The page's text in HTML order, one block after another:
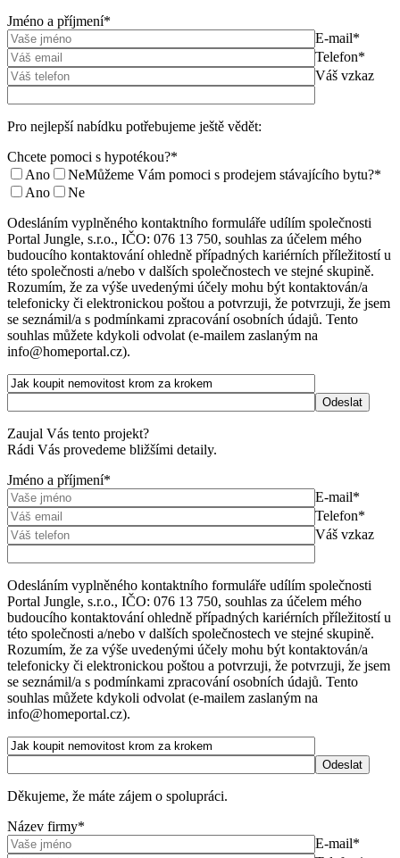
Jméno a příjmení*
E-mail*
Telefon*
Váš vzkaz
Pro nejlepší nabídku potřebujeme ještě vědět:
Chcete pomoci s hypotékou?*
Ano
NeMůžeme Vám pomoci s prodejem stávajícího bytu?*
Ano
Ne
Odesláním vyplněného kontaktního formuláře udílím společnosti
Portal Jungle, s.r.o., IČO: 076 13 750, souhlas za účelem mého
budoucího kontaktování ohledně případných kariérních příležitostí u
této společnosti a/nebo v dalších společnostech ve stejné skupině.
Rozumím, že za výše uvedenými účely mohu být kontaktován/a
telefonicky či elektronickou poštou a potvrzuji, že potvrzuji, že jsem
se seznámil/a s podmínkami zpracování osobních údajů. Tento
souhlas můžete kdykoli odvolat (e-mailem zaslaným na
info@homeportal.cz).
Zaujal Vás tento projekt?
Rádi Vás provedeme bližšími detaily.
Jméno a příjmení*
E-mail*
Telefon*
Váš vzkaz
Odesláním vyplněného kontaktního formuláře udílím společnosti
Portal Jungle, s.r.o., IČO: 076 13 750, souhlas za účelem mého
budoucího kontaktování ohledně případných kariérních příležitostí u
této společnosti a/nebo v dalších společnostech ve stejné skupině.
Rozumím, že za výše uvedenými účely mohu být kontaktován/a
telefonicky či elektronickou poštou a potvrzuji, že potvrzuji, že jsem
se seznámil/a s podmínkami zpracování osobních údajů. Tento
souhlas můžete kdykoli odvolat (e-mailem zaslaným na
info@homeportal.cz).
Děkujeme, že máte zájem o spolupráci.
Název firmy*
E-mail*